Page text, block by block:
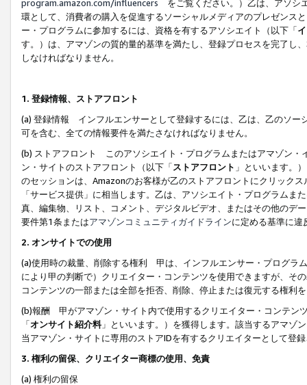
program.amazon.com/influencers をご覧ください。）乙は、アソシ
環として、消費者の購入を促進するソーシャルメディアのプレゼンス
ー・プログラムに参加するには、資格を有するアソシエイト（以下「
す。）は、アマゾンの質的量的基準を満たし、登録プロセスを完了し、
しなければなりません。
1. 登録情報、ストアフロント
(a) 登録情報 インフルエンサーとして登録するには、乙は、乙のソー
可を含む、全ての情報要件を満たさなければなりません。
(b) ストアフロント このアソシエイト・プログラムまたはアマゾン・
ン・サイトのストアフロント（以下「ストアフロント 」といいます。
のセッションは、Amazonのお客様が乙のストアフロントにクリック
「サービス提供」に相当します。乙は、アソシエイト・プログラム
真、編集物、リスト、コメント、デジタルビデオ、またはその他のデ
要件第1条またはアマゾンコミュニティガイドラインに定める基準に違
2. オンサイトでの使用
(a)使用時の裁量、削除する権利 甲は、インフルエンサー・プログラ
により甲の判断で）クリエイター・コンテンツを使用できますが、そ
コンテンツの一部または全部を拒否、削除、停止または復元する権利
(b)報酬 甲がアマゾン・サイト内で使用するクリエイター・コンテン
「オンサイト紹介料」といいます。）を獲得します。該当するアマゾ
当アマゾン・サイトに専用のストアIDを有するクリエイターとして登
3. 権利の留保、クリエイター商標の使用、免責
(a) 権利の留保